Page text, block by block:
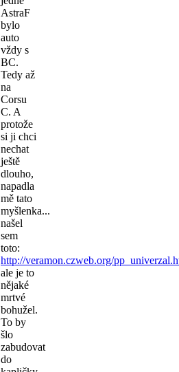
AstraF
bylo
auto
vždy s
BC.
Tedy až
na
Corsu
C. A
protože
si ji chci
nechat
ještě
dlouho,
napadla
mě tato
myšlenka...
našel
sem
toto:
http://veramon.czweb.org/
ale je to
nějaké
mrtvé
bohužel.
To by
šlo
zabudovat
do